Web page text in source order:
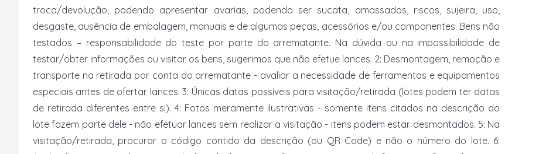
troca/devolução, podendo apresentar avarias, podendo ser sucata, amassados, riscos, sujeira, uso,
desgaste, ausência de embalagem, manuais e de algumas peças, acessórios e/ou componentes. Bens não
testados – responsabilidade do teste por parte do arrematante. Na dúvida ou na impossibilidade de
testar/obter informações ou visitar os bens, sugerimos que não efetue lances. 2: Desmontagem, remoção e
transporte na retirada por conta do arrematante - avaliar a necessidade de ferramentas e equipamentos
especiais antes de ofertar lances. 3: Únicas datas possíveis para visitação/retirada (lotes podem ter datas
de retirada diferentes entre si). 4: Fotos meramente ilustrativas - somente itens citados na descrição do
lote fazem parte dele - não efetuar lances sem realizar a visitação - itens podem estar desmontados. 5: Na
visitação/retirada, procurar o código contido da descrição (ou QR Code) e não o número do lote. 6: